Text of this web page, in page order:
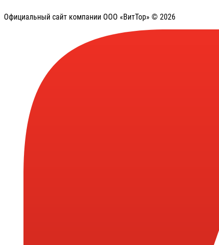
Официальный сайт компании ООО «ВитТор» © 2026